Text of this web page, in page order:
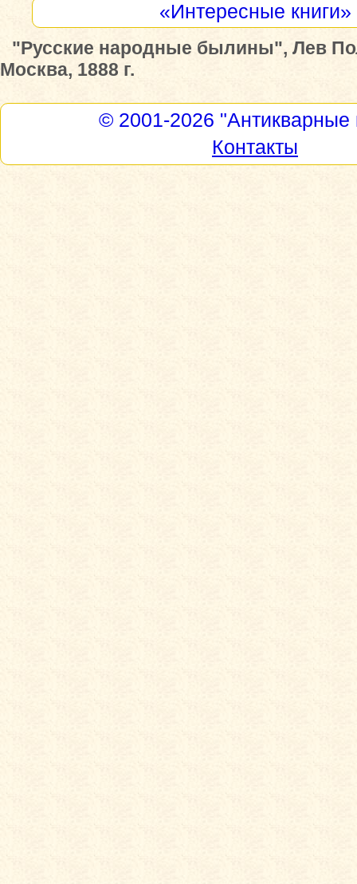
«Интересные книги»
"Русские народные былины", Лев
Москва, 1888 г.
© 2001-2026 "Антикварные
Контакты